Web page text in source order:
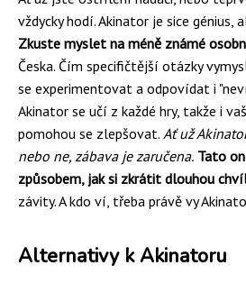
vždycky hodí. Akinator je sice génius,
Zkuste myslet na méně známé
Česka. Čím specifičtější otázky
se experimentovat a odpovídat i
Akinator se učí z každé hry, takže i
pomohou se zlepšovat. Ať už
nebo ne, zábava je zaručena. Tato
způsobem, jak si zkrátit dlouhou
závity. A kdo ví, třeba právě vy
Alternativy k Akinatoru